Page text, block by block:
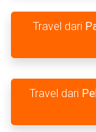
Travel dari
Travel dari